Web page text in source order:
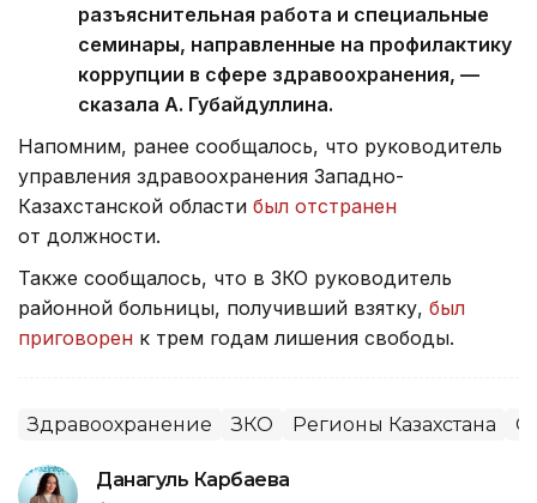
разъяснительная работа и специальные
семинары, направленные на профилактику
коррупции в сфере здравоохранения, —
сказала А. Губайдуллина.
Напомним, ранее сообщалось, что руководитель
управления здравоохранения Западно-
Казахстанской области был отстранен
от должности.
Также сообщалось, что в ЗКО руководитель
районной больницы, получивший взятку, был
приговорен к трем годам лишения свободы.
Здравоохранение ЗКО Регионы Казахстана
Данагуль Карбаева